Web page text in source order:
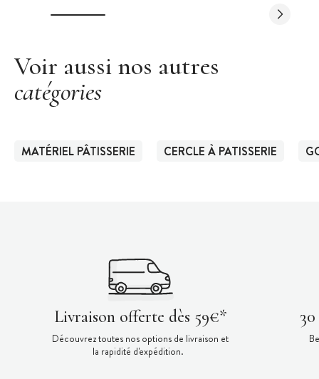
Voir aussi nos autres
catégories
MATÉRIEL PÂTISSERIE CERCLE À PATISSERIE
Livraison offerte dès 59€*
Découvrez toutes nos options de livraison et
la rapidité d'expédition.